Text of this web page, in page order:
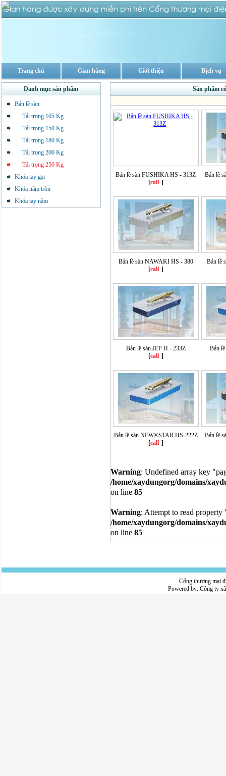
Trang chủ Gian hàng Giới thiệu Dịch vụ
Danh mục sản phẩm
Bản lề sàn
Tải trọng 105 Kg
Tải trọng 150 Kg
Tải trọng 180 Kg
Tải trọng 200 Kg
Tải trọng 250 Kg
Khóa tay gạt
Khóa nắm tròn
Khóa tay nắm
Sản phẩm
Bản lề sàn FUSHIKA HS - 313Z
[call ]
Bản lề
Bản lề sàn NAWAKI HS - 380
[call ]
Bản lề
Bản lề sàn JEP H - 233Z
[call ]
Bản
Bản lề sàn NEW®STAR HS-222Z
[call ]
Bản lề
Warning: Undefined array key
/home/xaydungorg/domains/
on line 85
Warning: Attempt to read
/home/xaydungorg/domains/
on line 85
Cổng thương mại
Powered by: Công ty